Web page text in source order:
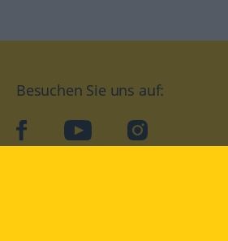
Besuchen Sie uns auf:
facebookYouTube Instagram